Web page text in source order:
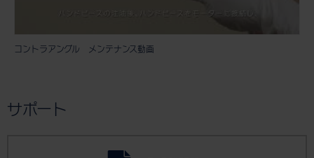
コントラアングル メンテナンス動画
サポート